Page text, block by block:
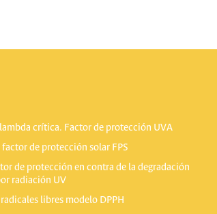
crítica. Factor de protección UVA
de protección solar FPS
de protección en contra de la degradación
radiación UV
libres modelo DPPH